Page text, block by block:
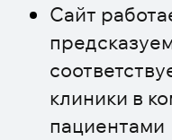
Сайт
клиники в
пациентами